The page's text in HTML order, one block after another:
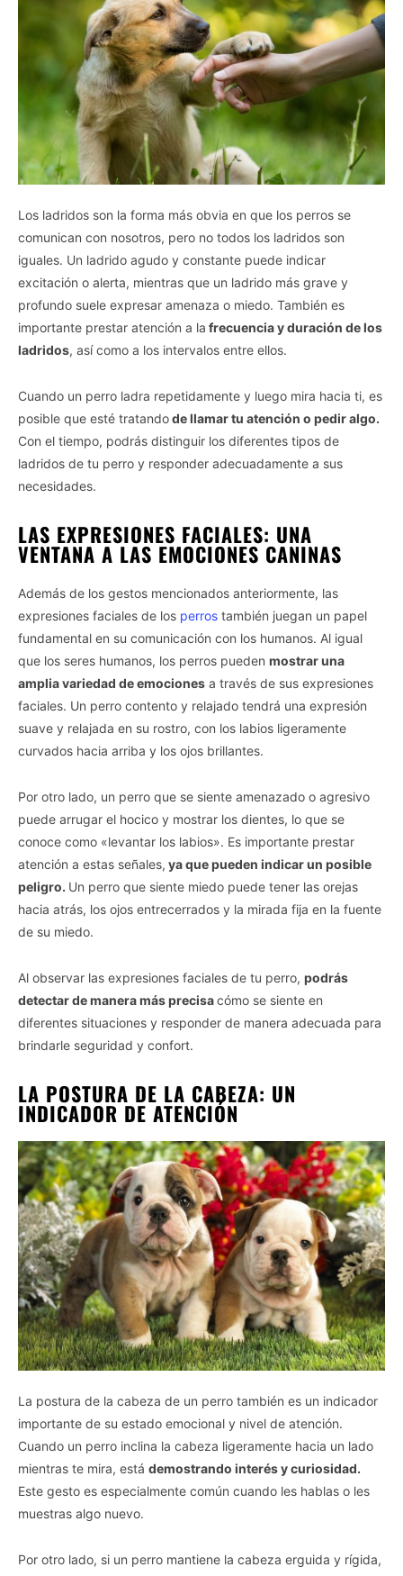
Los ladridos son la forma más obvia en que los perros se
comunican con nosotros, pero no todos los ladridos son
iguales. Un ladrido agudo y constante puede indicar
excitación o alerta, mientras que un ladrido más grave y
profundo suele expresar amenaza o miedo. También es
importante prestar atención a la frecuencia y duración de los
ladridos, así como a los intervalos entre ellos.
Cuando un perro ladra repetidamente y luego mira hacia ti, es
posible que esté tratandode llamar tu atención o pedir algo.
Con el tiempo, podrás distinguir los diferentes tipos de
ladridos de tu perro y responder adecuadamente a sus
necesidades.
LAS EXPRESIONES FACIALES: UNA
VENTANA A LAS EMOCIONES CANINAS
Además de los gestos mencionados anteriormente, las
expresiones faciales de los perros también juegan un papel
fundamental en su comunicación con los humanos. Al igual
que los seres humanos, los perros pueden mostrar una
amplia variedad de emociones a través de sus expresiones
faciales. Un perro contento y relajado tendrá una expresión
suave y relajada en su rostro, con los labios ligeramente
curvados hacia arriba y los ojos brillantes.
Por otro lado, un perro que se siente amenazado o agresivo
puede arrugar el hocico y mostrar los dientes, lo que se
conoce como «levantar los labios». Es importante prestar
atención a estas señales, ya que pueden indicar un posible
peligro. Un perro que siente miedo puede tener las orejas
hacia atrás, los ojos entrecerrados y la mirada fija en la fuente
de su miedo.
Al observar las expresiones faciales de tu perro, podrás
detectar de manera más precisacómo se siente en
diferentes situaciones y responder de manera adecuada para
brindarle seguridad y confort.
LA POSTURA DE LA CABEZA: UN
INDICADOR DE ATENCIÓN
La postura de la cabeza de un perro también es un indicador
importante de su estado emocional y nivel de atención.
Cuando un perro inclina la cabeza ligeramente hacia un lado
mientras te mira, está demostrando interés y curiosidad.
Este gesto es especialmente común cuando les hablas o les
muestras algo nuevo.
Por otro lado, si un perro mantiene la cabeza erguida y rígida,